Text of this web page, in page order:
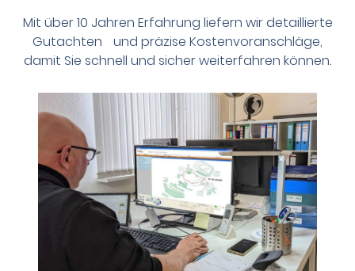
Mit über 10 Jahren Erfahrung liefern wir detaillierte
Gutachten und präzise Kostenvoranschläge,
damit Sie schnell und sicher weiterfahren können.